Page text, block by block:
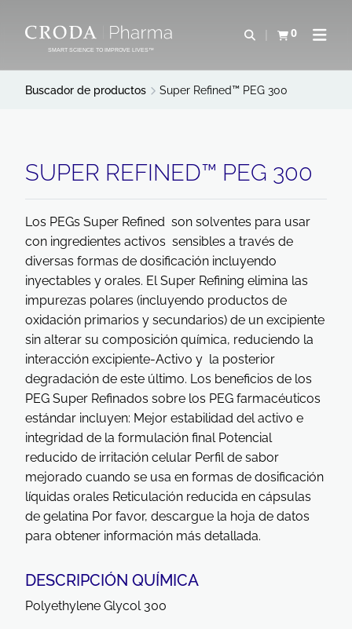
CONTENIDOSMART SCIENCE TO IMPROVE LIVES™
Abrir0
Ver carritoAbrir
Buscador de productos Super Refined™ PEG 300
SUPER REFINED™ PEG 300
Los PEGs Super Refined son solventes para usar
con ingredientes activos sensibles a través de
diversas formas de dosificación incluyendo
inyectables y orales. El Super Refining elimina las
impurezas polares (incluyendo productos de
oxidación primarios y secundarios) de un excipiente
sin alterar su composición química, reduciendo la
interacción excipiente-Activo y la posterior
degradación de este último. Los beneficios de los
PEG Super Refinados sobre los PEG farmacéuticos
estándar incluyen: Mejor estabilidad del activo e
integridad de la formulación final Potencial
reducido de irritación celular Perfil de sabor
mejorado cuando se usa en formas de dosificación
líquidas orales Reticulación reducida en cápsulas
de gelatina Por favor, descargue la hoja de datos
para obtener información más detallada.
DESCRIPCIÓN QUÍMICA
Polyethylene Glycol 300